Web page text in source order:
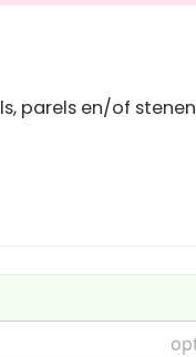
parels en/of stenen